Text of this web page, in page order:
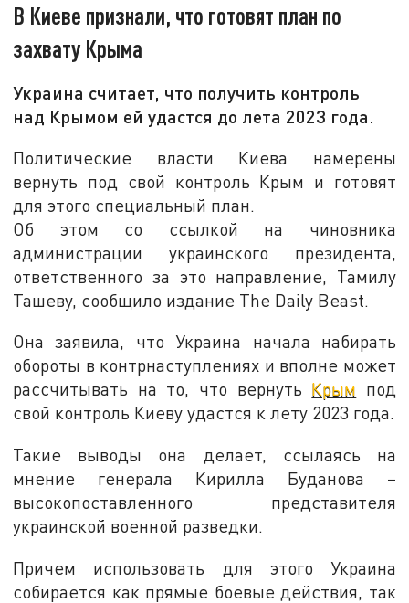
В Киеве признали, что готовят план по
захвату Крыма
Украина считает, что получить контроль
над Крымом ей удастся до лета 2023 года.
Политические власти Киева намерены
вернуть под свой контроль Крым и готовят
для этого специальный план.
Об этом со ссылкой на чиновника
администрации украинского президента,
ответственного за это направление, Тамилу
Ташеву, сообщило издание The Daily Beast.
Она заявила, что Украина начала набирать
обороты в контрнаступлениях и вполне может
рассчитывать на то, что вернуть Крым под
свой контроль Киеву удастся к лету 2023 года.
Такие выводы она делает, ссылаясь на
мнение генерала Кирилла Буданова –
высокопоставленного представителя
украинской военной разведки.
Причем использовать для этого Украина
собирается как прямые боевые действия, так